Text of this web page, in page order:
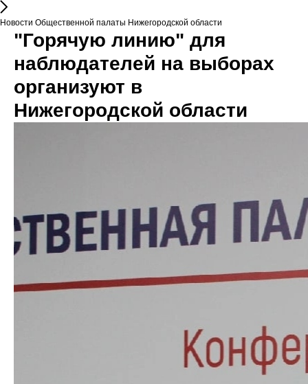
Новости Общественной палаты Нижегородской области
"Горячую линию" для
наблюдателей на выборах
организуют в
Нижегородской области